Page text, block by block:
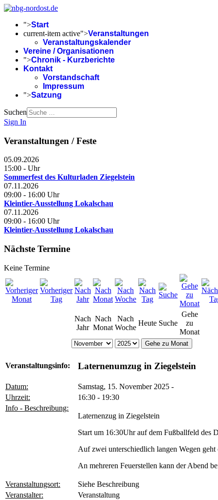
">Start
current-item active">Veranstaltungen
Veranstaltungskalender
Vereine / Organisationen
">Chronik - Kurzberichte
Kontakt
Vorstandschaft
Impressum
">Satzung
Suchen
Sign In
Veranstaltungen / Feste
05.09.2026
15:00 - Uhr
Sommerfest des Kulturladen Ziegelstein
07.11.2026
09:00 - 16:00 Uhr
Kleintier-Ausstellung Lokalschau
07.11.2026
09:00 - 16:00 Uhr
Kleintier-Ausstellung Lokalschau
Nächste Termine
Keine Termine
Nach
Jahr
Nach
Monat
Nach
Woche
Heute Suche
Gehe
zu
Monat
Gehe zu Monat
Veranstaltungsinfo: Laternenumzug in Ziegelstein
Datum:
Samstag, 15. November 2025 -
Uhrzeit:
16:30 - 19:30
Info - Beschreibung:
Laternenzug in Ziegelstein
Start um 16:30Uhr auf dem Fußballfeld des
Auf zwei unterschiedlich langen Wegen
An mehreren Feuerstellen kann der Abend
Veranstaltungsort:
Siehe Beschreibung
Veranstalter:
Veranstaltung